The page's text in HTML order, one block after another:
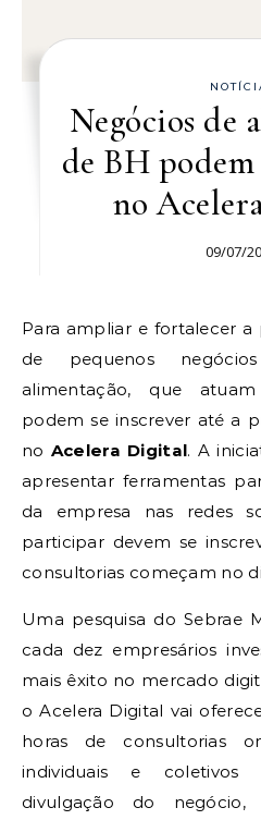
Negócios de
de BH
no
09/07/
Para ampliar e fortalecer a presença on-line, donos
de pequenos
alimentação, que
podem se inscrever até a
no Acelera Digital. A
apresentar ferramentas
da empresa nas redes
participar devem se
consultorias começam no
Uma pesquisa do Sebrae
cada dez empresários
mais êxito no mercado
o Acelera Digital vai
horas de consultorias
individuais e coletivos
divulgação do